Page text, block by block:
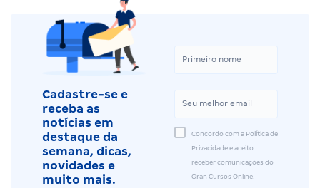
Cadastre-se e
receba as
notícias em
destaque da
semana, dicas,
novidades e
muito mais.
Concordo com a Política de
Privacidade e aceito
receber comunicações do
Gran Cursos Online.